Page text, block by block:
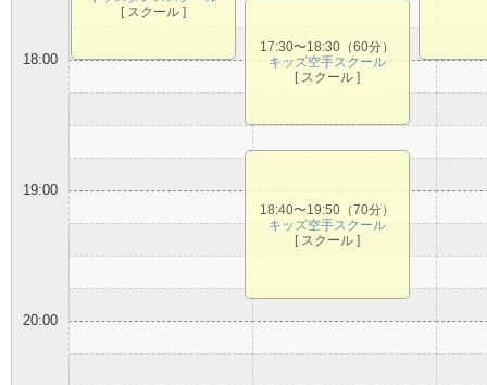
18:00
19:00
20:00
[ スクール ]
17:30〜18:30（60分）
キッズ空手スクール
[ スクール ]
18:40〜19:50（70分）
キッズ空手スクール
[ スクール ]